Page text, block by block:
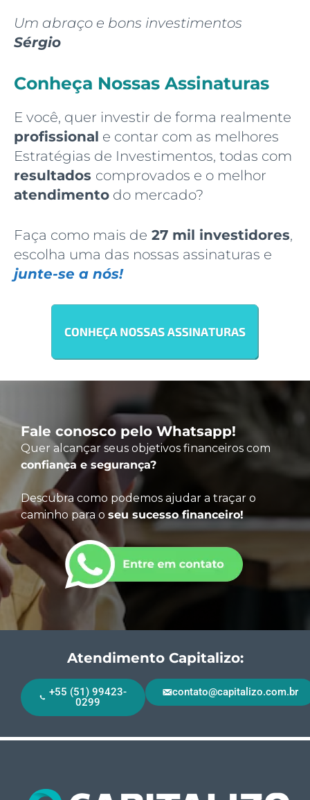
Um abraço e bons investimentos
Sérgio
Conheça Nossas Assinaturas
E você, quer investir de forma realmente
profissional e contar com as melhores
Estratégias de Investimentos, todas com
resultados comprovados e o melhor
atendimento do mercado?
Faça como mais de 27 mil investidores,
escolha uma das nossas assinaturas e
junte-se a nós!
Fale conosco pelo Whatsapp!
Quer alcançar seus objetivos financeiros com
confiança e segurança?
Descubra como podemos ajudar a traçar o
caminho para o seu sucesso financeiro!
Atendimento Capitalizo:
+55 (51) 99423-
0299
contato@capitalizo.com.br